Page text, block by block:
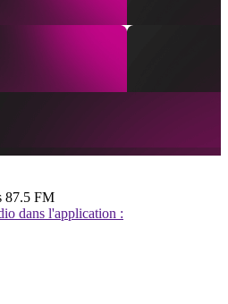
87.5 FM
dans l'application :